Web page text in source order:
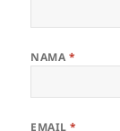
NAMA *
EMAIL*